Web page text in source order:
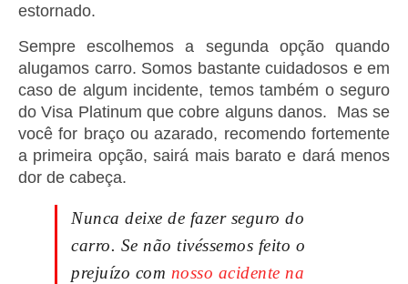
estornado.
Sempre escolhemos a segunda opção quando
alugamos carro. Somos bastante cuidadosos e em
caso de algum incidente, temos também o seguro
do Visa Platinum que cobre alguns danos. Mas se
você for braço ou azarado, recomendo fortemente
a primeira opção, sairá mais barato e dará menos
dor de cabeça.
Nunca deixe de fazer seguro do
carro. Se não tivéssemos feito o
prejuízo com nosso acidente na